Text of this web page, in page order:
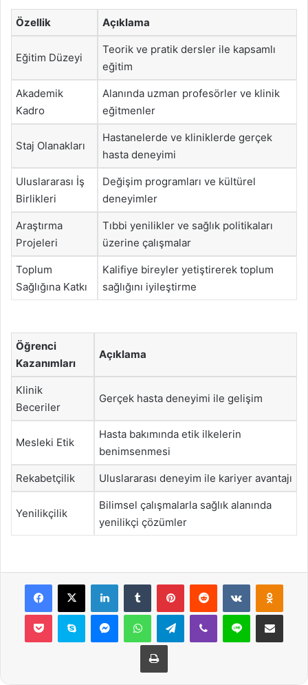
Özellik Açıklama
Eğitim Düzeyi
Teorik ve pratik dersler ile kapsamlı
eğitim
Akademik
Kadro
Alanında uzman profesörler ve klinik
eğitmenler
Staj Olanakları
Hastanelerde ve kliniklerde gerçek
hasta deneyimi
Uluslararası İş
Birlikleri
Değişim programları ve kültürel
deneyimler
Araştırma
Projeleri
Tıbbi yenilikler ve sağlık politikaları
üzerine çalışmalar
Toplum
Sağlığına Katkı
Kalifiye bireyler yetiştirerek toplum
sağlığını iyileştirme
Öğrenci
Kazanımları
Açıklama
Klinik
Beceriler
Gerçek hasta deneyimi ile gelişim
Mesleki Etik
Hasta bakımında etik ilkelerin
benimsenmesi
Rekabetçilik Uluslararası deneyim ile kariyer avantajı
Yenilikçilik
Bilimsel çalışmalarla sağlık alanında
yenilikçi çözümler
Facebook
X LinkedInTumblr PinterestReddit VKontakte
Pocket Skype MessengerWhatsAppTelegramViber Line E-Posta ile
Yazdır